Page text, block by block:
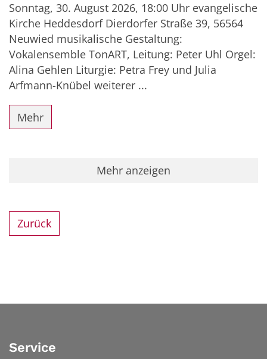
Sonntag, 30. August 2026, 18:00 Uhr evangelische
Kirche Heddesdorf Dierdorfer Straße 39, 56564
Neuwied musikalische Gestaltung:
Vokalensemble TonART, Leitung: Peter Uhl Orgel:
Alina Gehlen Liturgie: Petra Frey und Julia
Arfmann-Knübel weiterer ...
Mehr
Mehr anzeigen
Zurück
Service